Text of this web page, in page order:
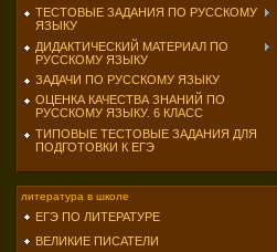
ТЕСТОВЫЕ ЗАДАНИЯ ПО РУССКОМУ
ЯЗЫКУ
ДИДАКТИЧЕСКИЙ МАТЕРИАЛ ПО
РУССКОМУ ЯЗЫКУ
ЗАДАЧИ ПО РУССКОМУ ЯЗЫКУ
ОЦЕНКА КАЧЕСТВА ЗНАНИЙ ПО
РУССКОМУ ЯЗЫКУ. 6 КЛАСС
ТИПОВЫЕ ТЕСТОВЫЕ ЗАДАНИЯ ДЛЯ
ПОДГОТОВКИ К ЕГЭ
литература в школе
ЕГЭ ПО ЛИТЕРАТУРЕ
ВЕЛИКИЕ ПИСАТЕЛИ